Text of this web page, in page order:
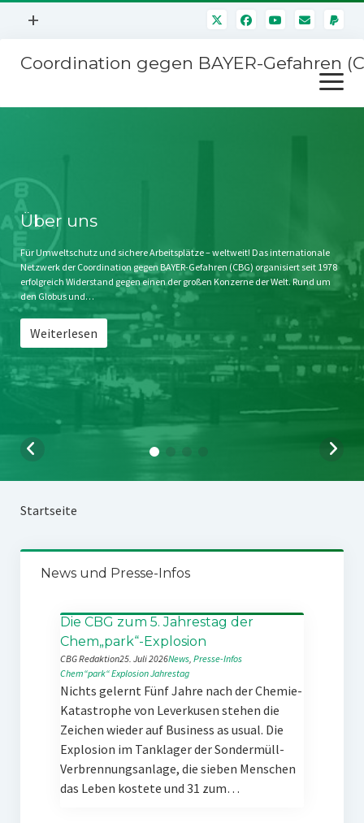
Menü
+
Mitmachen
Kontakt
Impressum
Störfälle
Coordination gegen BAYER-Gefahren
Menü
öffnen
Stichwort BAYER
Jahrestagung
SPENDEN
Über uns
Für Umweltschutz und sichere Arbeitsplätze – weltweit! Das internationale
Netzwerk der Coordination gegen BAYER-Gefahren (CBG) organisiert seit 1978
erfolgreich Widerstand gegen einen der großen Konzerne der Welt. Rund um
den Globus und…
Weiterlesen
Startseite
News und Presse-Infos
Die CBG zum 5. Jahrestag der
Chem„park“-Explosion
CBG Redaktion25. Juli 2026News, Presse-Infos
Chem“park“ExplosionJahrestag
Nichts gelernt Fünf Jahre nach der Chemie-
Katastrophe von Leverkusen stehen die
Zeichen wieder auf Business as usual. Die
Explosion im Tanklager der Sondermüll-
Verbrennungsanlage, die sieben Menschen
das Leben kostete und 31 zum…